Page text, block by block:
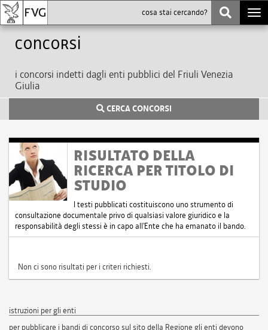
Concorsi
i concorsi indetti dagli enti pubblici del Friuli Venezia
Giulia
CERCA CONCORSI
RISULTATO DELLA
RICERCA PER TITOLO DI
STUDIO
I testi pubblicati costituiscono uno strumento di
consultazione documentale privo di qualsiasi valore giuridico e la
responsabilità degli stessi è in capo all'Ente che ha emanato il bando.
Non ci sono risultati per i criteri richiesti.
istruzioni per gli enti
per pubblicare i bandi di concorso sul sito della Regione gli enti devono